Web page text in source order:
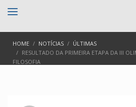
HOME NOTÍCIAS
ÚLTIMAS
RESULTADO DA PRIMEIRA ETAPA DA III
FILOSOFIA